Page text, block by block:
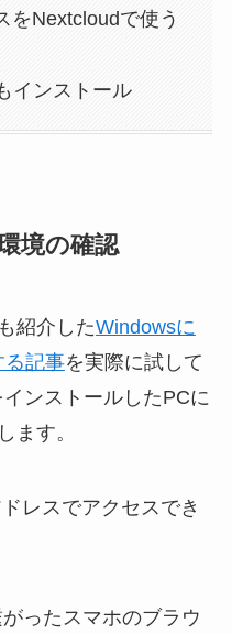
をNextcloudで使う
インストール
境の確認
紹介したWindowsに
る記事を実際に試して
ンストールしたPCに
ます。
レスでアクセスでき
ったスマホのブラウ